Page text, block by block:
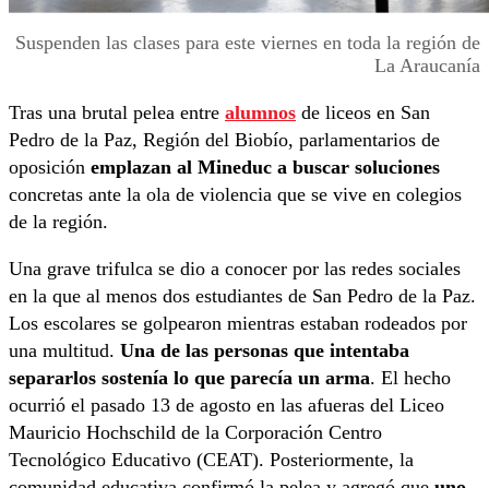
Suspenden las clases para este viernes en toda la región de
La Araucanía
Tras una brutal pelea entre alumnos de liceos en San
Pedro de la Paz, Región del Biobío, parlamentarios de
oposición emplazan al Mineduc a buscar soluciones
concretas ante la ola de violencia que se vive en colegios
de la región.
Una grave trifulca se dio a conocer por las redes sociales
en la que al menos dos estudiantes de San Pedro de la Paz.
Los escolares se golpearon mientras estaban rodeados por
una multitud. Una de las personas que intentaba
separarlos sostenía lo que parecía un arma. El hecho
ocurrió el pasado 13 de agosto en las afueras del Liceo
Mauricio Hochschild de la Corporación Centro
Tecnológico Educativo (CEAT). Posteriormente, la